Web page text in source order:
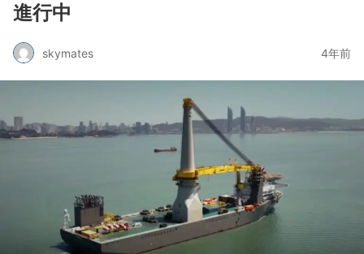
進行中
skymates 4年前